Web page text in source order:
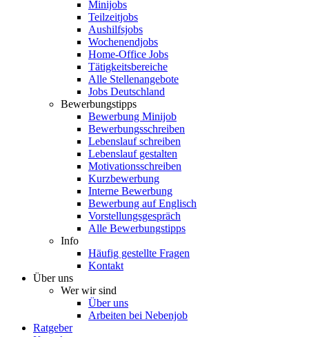
Minijobs
Teilzeitjobs
Aushilfsjobs
Wochenendjobs
Home-Office Jobs
Tätigkeitsbereiche
Alle Stellenangebote
Jobs Deutschland
Bewerbungstipps
Bewerbung Minijob
Bewerbungsschreiben
Lebenslauf schreiben
Lebenslauf gestalten
Motivationsschreiben
Kurzbewerbung
Interne Bewerbung
Bewerbung auf Englisch
Vorstellungsgespräch
Alle Bewerbungstipps
Info
Häufig gestellte Fragen
Kontakt
Über uns
Wer wir sind
Über uns
Arbeiten bei Nebenjob
Ratgeber